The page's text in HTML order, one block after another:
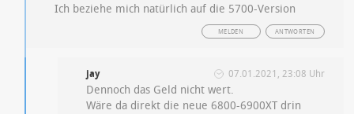
Ich beziehe mich natürlich auf die 5700-Version
ANTWORTEN
MELDEN
jay 07.01.2021, 23:08 Uhr
Dennoch das Geld nicht wert.
Wäre da direkt die neue 6800-6900XT drin